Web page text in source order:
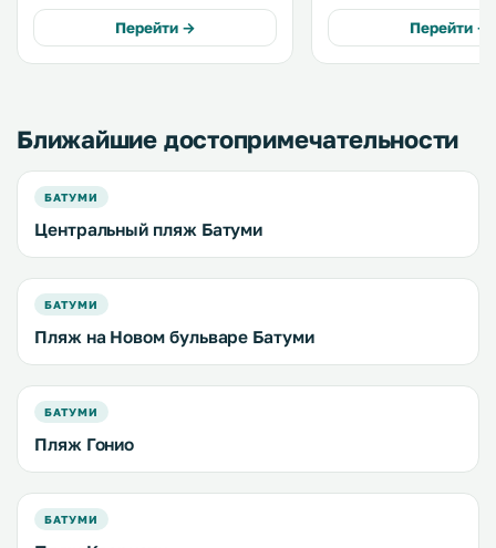
услугам гостей бесплатный Wi-Fi и
бесплатная частная парковка. .
Перейти →
бесплатная частная
некоторых номерах
Перейти →
Ближайшие достопримечательности
БАТУМИ
Центральный пляж Батуми
БАТУМИ
Пляж на Новом бульваре Батуми
БАТУМИ
Пляж Гонио
БАТУМИ